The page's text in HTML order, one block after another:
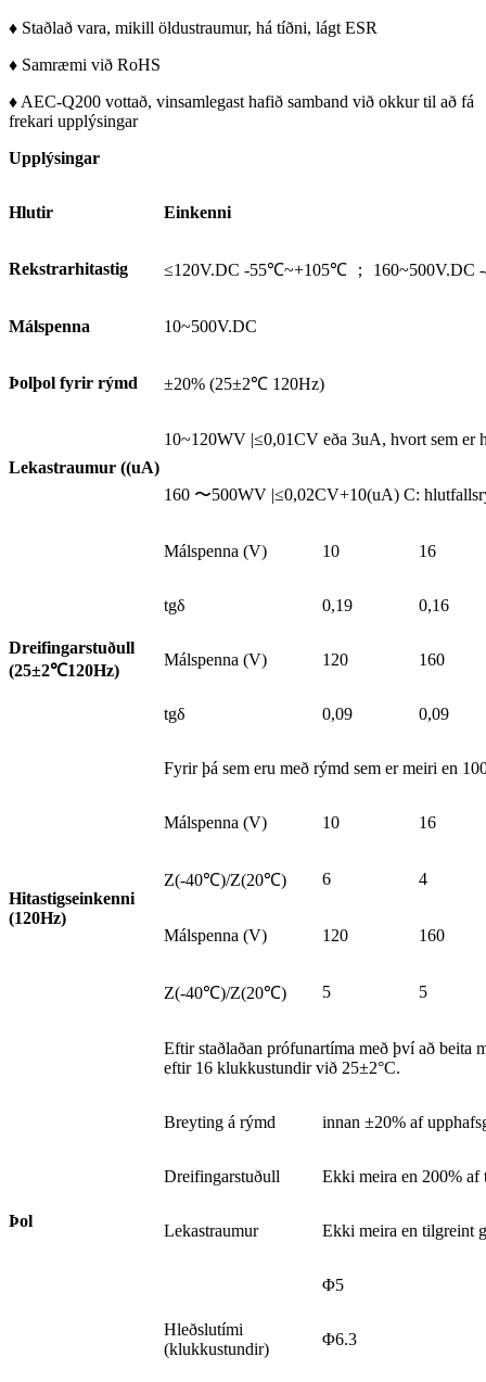
♦ Staðlað vara, mikill öldustraumur, há tíðni, lágt ESR
♦ Samræmi við RoHS
♦ AEC-Q200 vottað, vinsamlegast hafið samband við okkur til að fá
frekari upplýsingar
Upplýsingar
Hlutir Einkenni
Rekstrarhitastig ≤120V.DC -55℃~+105℃ ；
Málspenna 10~500V.DC
Þolþol fyrir rýmd ±20% (25±2℃ 120Hz)
Lekastraumur ((uA)
10~120WV |≤0,01CV eða 3uA, hvort sem er
160 〜500WV |≤0,02CV+10(uA) C:
Dreifingarstuðull
(25±2℃120Hz)
Málspenna (V) 10 16
tgδ 0,19 0,16
Málspenna (V) 120 160
tgδ 0,09 0,09
Fyrir þá sem eru með rýmd sem er meiri en
Hitastigseinkenni
(120Hz)
Málspenna (V) 10 16
Z(-40℃)/Z(20℃) 6 4
Málspenna (V) 120 160
Z(-40℃)/Z(20℃) 5 5
Þol
Eftir staðlaðan prófunartíma með því að
eftir 16 klukkustundir við 25±2°C.
Breyting á rýmd innan ±20% af
Dreifingarstuðull Ekki meira en 200%
Lekastraumur Ekki meira en tilgreint
Hleðslutími
(klukkustundir)
Φ5
Φ6.3